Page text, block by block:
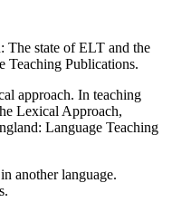
The state of ELT and the
Teaching Publications.
approach. In teaching
Lexical Approach,
Language Teaching
another language.